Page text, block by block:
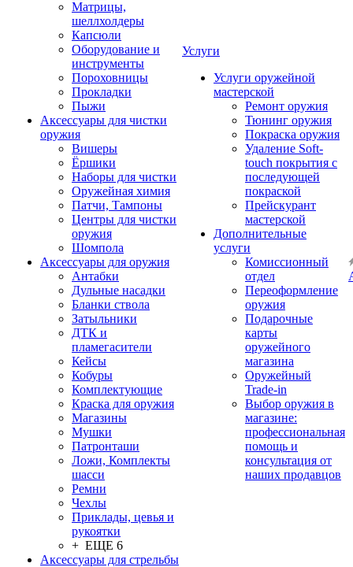
Матрицы,
шеллхолдеры
Капсюли
Оборудование и
инструменты
Пороховницы
Прокладки
Пыжи
Аксессуары для чистки
оружия
Вишеры
Ёршики
Наборы для чистки
Оружейная химия
Патчи, Тампоны
Центры для чистки
оружия
Шомпола
Аксессуары для оружия
Антабки
Дульные насадки
Бланки ствола
Затыльники
ДТК и
пламегасители
Кейсы
Кобуры
Комплектующие
Краска для оружия
Магазины
Мушки
Патронташи
Ложи, Комплекты
шасси
Ремни
Чехлы
Приклады, цевья и
рукоятки
+ ЕЩЕ 6
Аксессуары для стрельбы
Услуги
Услуги оружейной
мастерской
Ремонт оружия
Тюнинг оружия
Покраска оружия
Удаление Soft-
touch покрытия с
последующей
покраской
Прейскурант
мастерской
Дополнительные
услуги
Комиссионный
отдел
Переоформление
оружия
Подарочные
карты
оружейного
магазина
Оружейный
Trade-in
Выбор оружия в
магазине:
профессиональная
помощь и
консультация от
наших продавцов